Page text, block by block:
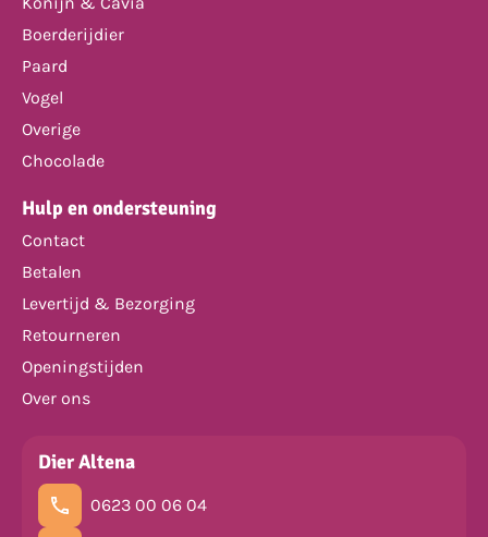
Boerderijdier
Paard
Vogel
Overige
Chocolade
Hulp en ondersteuning
Contact
Betalen
Levertijd & Bezorging
Retourneren
Openingstijden
Over ons
Dier Altena
0623 00 06 04